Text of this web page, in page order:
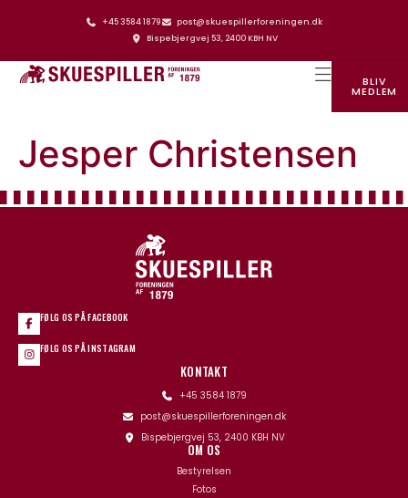
+45 3584 1879
post@skuespillerforeningen.dk
Bispebjergvej 53, 2400 KBH NV
BLIV
MEDLEM
Jesper Christensen
FØLG OS PÅ FACEBOOK
FØLG OS PÅ INSTAGRAM
KONTAKT
+45 3584 1879
post@skuespillerforeningen.dk
Bispebjergvej 53, 2400 KBH NV
OM OS
Bestyrelsen
Fotos